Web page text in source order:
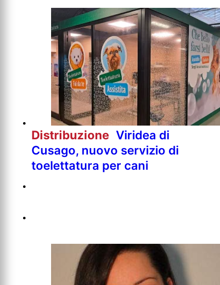
Distribuzione Viridea di
Cusago, nuovo servizio di
toelettatura per cani